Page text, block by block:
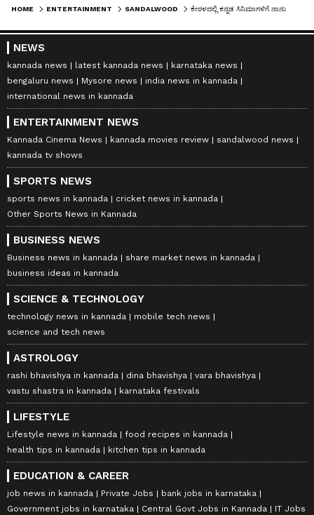
HOME ENTERTAINMENT SANDALWOOD
NEWS
kannada news latest kannada news
karnataka news
bengaluru news
Mysore news
india news in kannada
international news in kannada
ENTERTAINMENT NEWS
Kannada Cinema News kannada movies review
sandalwood news
kannada tv shows
SPORTS NEWS
sports news in kannada
cricket news in kannada
Other Sports News in Kannada
BUSINESS NEWS
Business news in kannada
share market news in kannada
business ideas in kannada
SCIENCE & TECHNOLOGY
technology news in kannada
mobile tech news
science and tech news
ASTROLOGY
rashi bhavishya in kannada dina bhavishya
vara bhavishya
vastu shastra in kannada
karnataka festivals
LIFESTYLE
Lifestyle news in kannada
food recipes in kannada
health tips in kannada
kitchen tips in kannada
EDUCATION & CAREER
job news in kannada Private Jobs
bank jobs in karnataka
Government jobs in karnataka
Central Govt Jobs in Kannada IT Jobs